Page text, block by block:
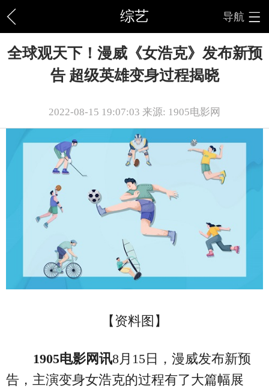
综艺 导航
全球观天下！漫威《女浩克》发布新预
告 超级英雄变身过程揭晓
2022-08-15 19:07:03 来源: 1905电影网
【资料图】
1905电影网讯8月15日，漫威发布新预
告，主演变身女浩克的过程有了大篇幅展